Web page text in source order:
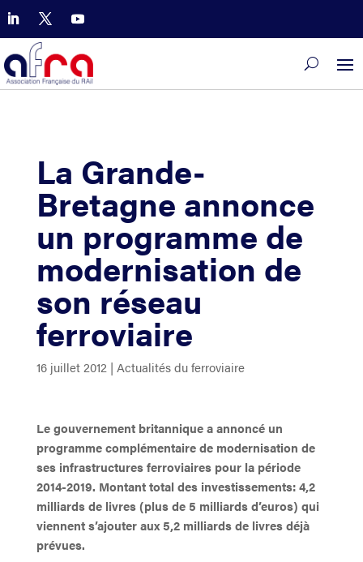
La Grande-
Bretagne annonce
un programme de
modernisation de
son réseau
ferroviaire
16 juillet 2012 | Actualités du ferroviaire
Le gouvernement britannique a annoncé un
programme complémentaire de modernisation de
ses infrastructures ferroviaires pour la période
2014-2019. Montant total des investissements: 4,2
milliards de livres (plus de 5 milliards d’euros) qui
viennent s’ajouter aux 5,2 milliards de livres déjà
prévues.